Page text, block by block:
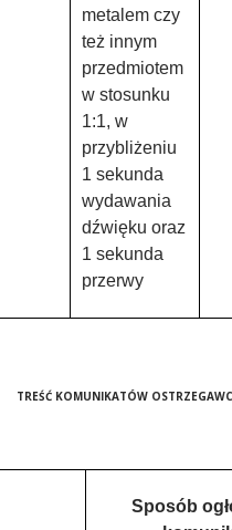
metalem czy
też innym
przedmiotem
w stosunku
1:1, w
przybliżeniu
1 sekunda
wydawania
dźwięku oraz
1 sekunda
przerwy
TREŚĆ KOMUNIKATÓW
Sposób